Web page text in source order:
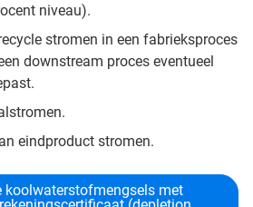
niveau).
stromen in een fabrieksproces
downstream proces eventueel
eindproduct stromen.
koolwaterstofmengsels met